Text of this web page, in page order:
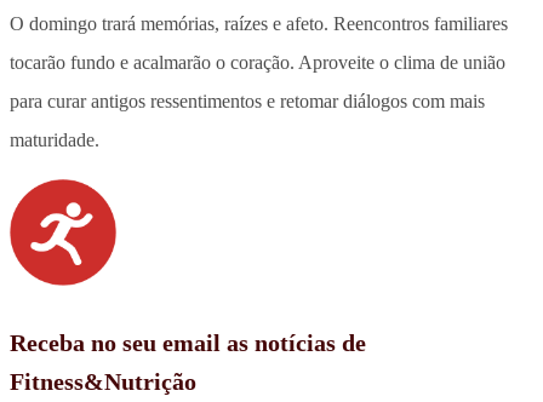
O domingo trará memórias, raízes e afeto. Reencontros familiares
tocarão fundo e acalmarão o coração. Aproveite o clima de união
para curar antigos ressentimentos e retomar diálogos com mais
maturidade.
Receba no seu email as notícias de
Fitness&Nutrição